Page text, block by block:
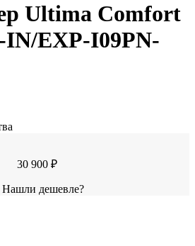
Ultima Comfort
EXP-I09PN-
30 900 ₽
Нашли дешевле?